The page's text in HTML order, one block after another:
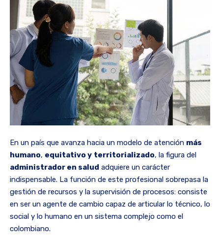
En un país que avanza hacia un modelo de atención más
humano, equitativo y territorializado, la figura del
administrador en salud adquiere un carácter
indispensable. La función de este profesional sobrepasa la
gestión de recursos y la supervisión de procesos: consiste
en ser un agente de cambio capaz de articular lo técnico, lo
social y lo humano en un sistema complejo como el
colombiano.